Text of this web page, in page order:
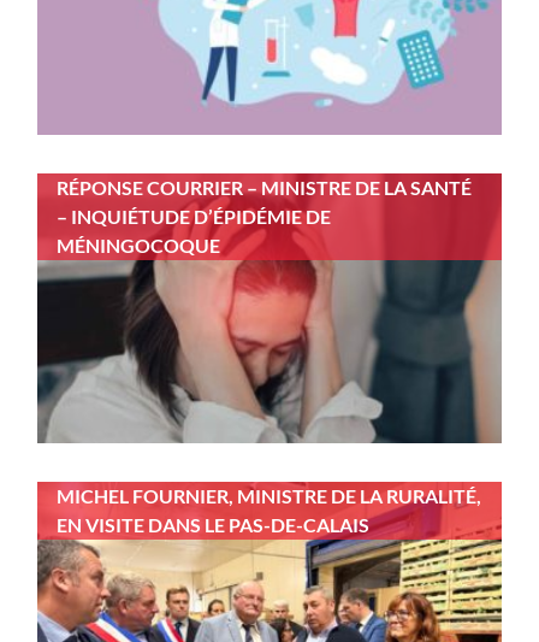
RÉPONSE COURRIER – MINISTRE DE LA SANTÉ
– INQUIÉTUDE D’ÉPIDÉMIE DE
MÉNINGOCOQUE
MICHEL FOURNIER, MINISTRE DE LA RURALITÉ,
EN VISITE DANS LE PAS-DE-CALAIS